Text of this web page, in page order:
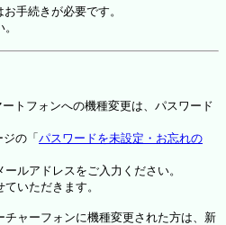
手続きが必要です。
トフォンへの機種変更は、パスワード
の「 パスワードを未設定・お忘れの
ルアドレスをご入力ください。
いただきます。
ャーフォンに機種変更された方は、新